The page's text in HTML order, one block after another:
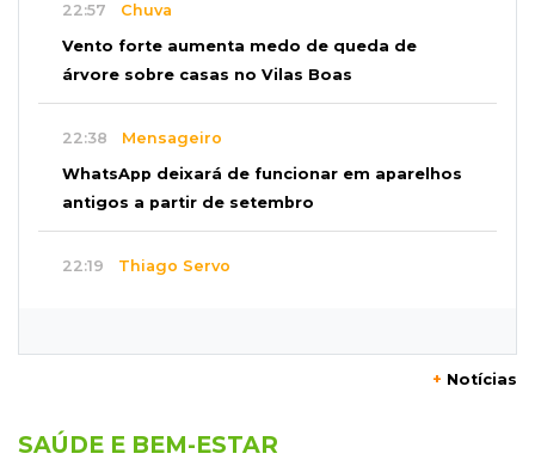
22:57 Chuva
Vento forte aumenta medo de queda de
árvore sobre casas no Vilas Boas
22:38 Mensageiro
WhatsApp deixará de funcionar em aparelhos
antigos a partir de setembro
22:19 Thiago Servo
Semana vai começar com 909 novas
oportunidades de trabalho em 114 funções
+ Notícias
SAÚDE E BEM-ESTAR